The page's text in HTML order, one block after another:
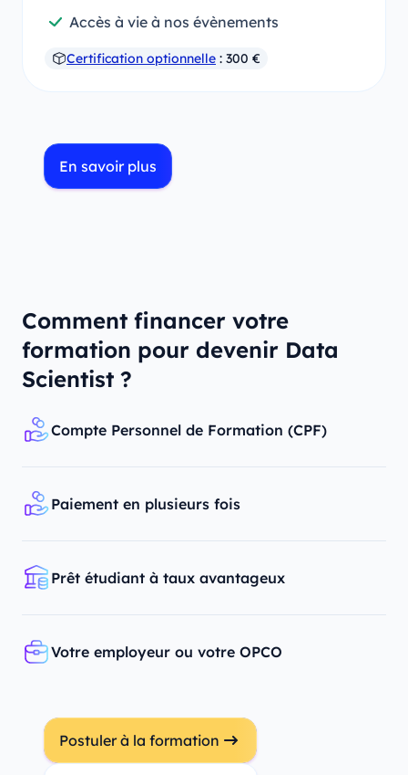
Accès à vie à nos évènements
Certification optionnelle : 300 €
En savoir plus
Comment financer votre
formation pour devenir Data
Scientist ?
Compte Personnel de Formation (CPF)
Paiement en plusieurs fois
Prêt étudiant à taux avantageux
Votre employeur ou votre OPCO
Postuler à la formation